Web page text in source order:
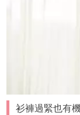
衫褲過緊也有